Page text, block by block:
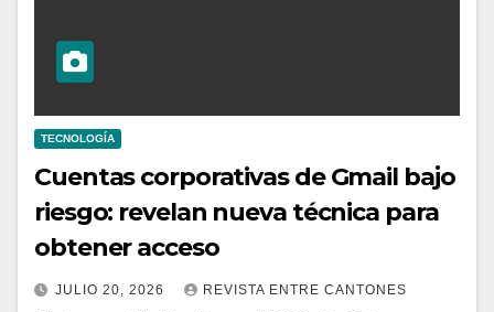
TECNOLOGÍA
Cuentas corporativas de Gmail bajo
riesgo: revelan nueva técnica para
obtener acceso
JULIO 20, 2026 REVISTA ENTRE CANTONES